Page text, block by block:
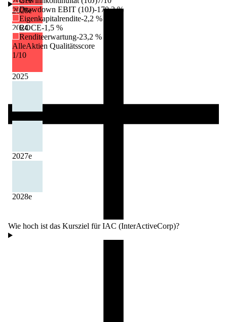
2024
2025
2027e
2028e
2028e
Drawdown EBIT (10J)-170,2 %
Eigenkapitalrendite-2,2 %
ROCE-1,5 %
Renditeerwartung-23,2 %
AlleAktien Qualitätsscore
1/10
Wie hoch ist das Kursziel für IAC (InterActiveCorp)?